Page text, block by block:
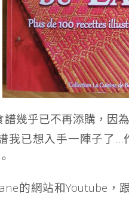
幾乎已不再添購，因
我已想入手一陣子了…
。
的網站和Youtube，